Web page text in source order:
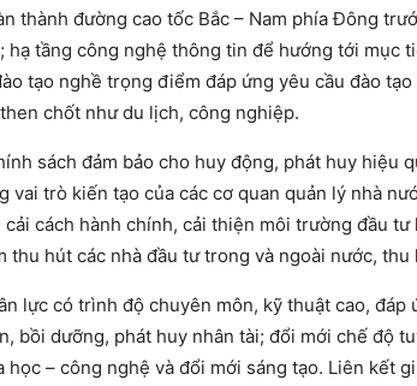
thành đường cao tốc Bắc – Nam phía Đông
hạ tầng công nghệ thông tin để hướng tới mục
tạo nghề trọng điểm đáp ứng yêu cầu đào
chốt như du lịch, công nghiệp.
sách đảm bảo cho huy động, phát huy hiệu
vai trò kiến tạo của các cơ quan quản lý nhà
cách hành chính, cải thiện môi trường đầu tư
thu hút các nhà đầu tư trong và ngoài nước, thu
lực có trình độ chuyên môn, kỹ thuật cao,
bồi dưỡng, phát huy nhân tài; đổi mới chế độ
– công nghệ và đổi mới sáng tạo. Liên kết